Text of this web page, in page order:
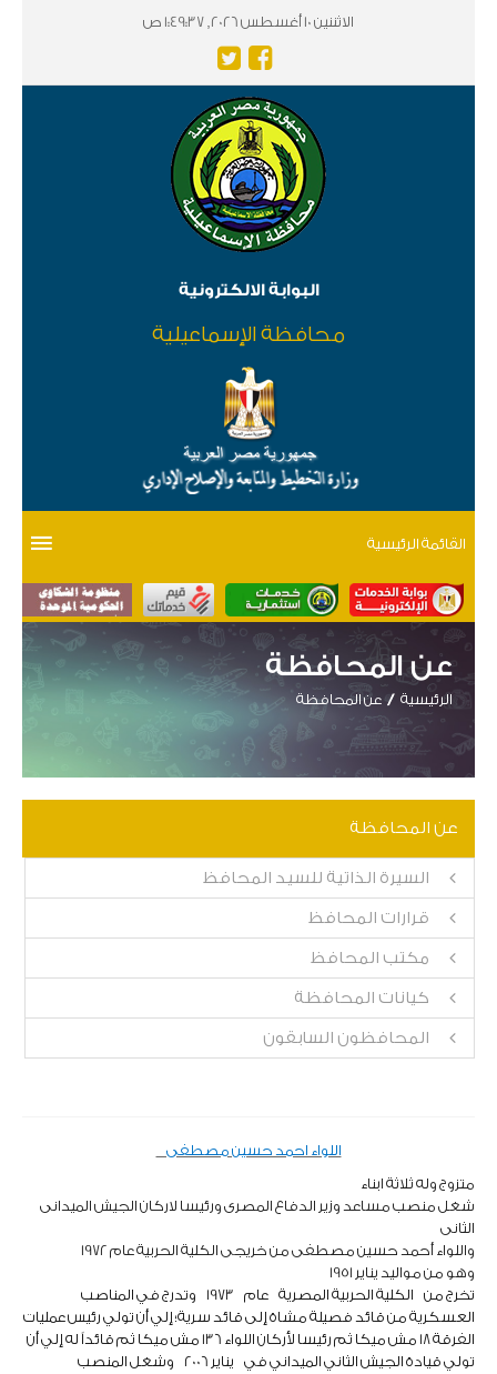
الاثننين 10 أغسطس 2026, 1:49:37 ص
البوابة الالكترونية
محافظة الإسماعيلية
القائمة الرئيسية
عن المحافظة
الرئيسية عن المحافظة
عن المحافظة
السيرة الذاتية للسيد المحافظ
قرارات المحافظ
مكتب المحافظ
كيانات المحافظة
المحافظون السابقون
​اللواء احمد حسين مصطفى
متزوج وله ثلاثة ابناء
شغل منصب مساعد وزير الدفاع المصرى ورئيسا لاركان الجيش الميدانى
الثانى
واللواء أحمد حسين مصطفى من خريجى الكلية الحربية عام 1972
وهو من مواليد يناير 1951
تخرج من الكلية الحربية المصرية عام 1973 وتدرج في المناصب
العسكرية من قائد فصيلة مشاة إلى قائد سرية؛ إلي أن تولي رئيس عمليات
الفرقة 18 مش ميكا ثم رئيسا لأركان اللواء 136 مش ميكا ثم قائداً له إلي أن
تولي قيادة الجيش الثاني الميداني في يناير 2006
وشغل المنصب